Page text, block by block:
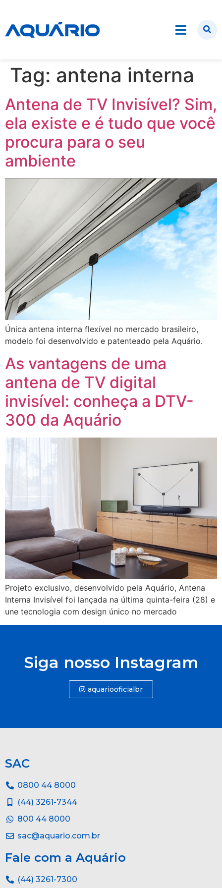
Tag: antena interna
Antena de TV Invisível? Sim,
ela existe e é tudo que você
procura para o seu
ambiente
Única antena interna flexível no mercado brasileiro,
modelo foi desenvolvido e patenteado pela Aquário.
As vantagens de uma
antena de TV digital
invisível: conheça a DTV-
300 da Aquário
Projeto exclusivo, desenvolvido pela Aquário, Antena
Interna Invisível foi lançada na última quinta-feira (28) e
une tecnologia com design único no mercado
Siga nosso Instagram
aquariooficialbr
SAC
0800 44 8000
(44) 3261-7344
800 44 8000
sac@aquario.com.br
Fale com a Aquário
(44) 3261-7300